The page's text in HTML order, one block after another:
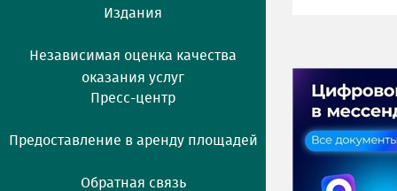
Издания
Независимая оценка качества
оказания услуг
Пресс-центр
Предоставление в аренду площадей
Обратная связь